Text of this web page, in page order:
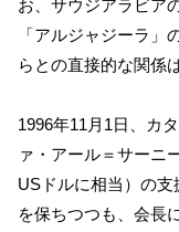
お、サウジアラビア
「アルジャジーラ
らとの直接的な関係
1996年11月1日、カ
ァ・アール＝サーニ
USドルに相当）の
を保ちつつも、会長